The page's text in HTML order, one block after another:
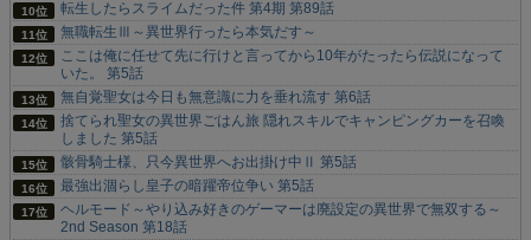
転生したらスライムだった件 第4期 第89話
無職転生Ⅲ～異世界行ったら本気だす～
ここは俺に任せて先に行けと言ってから10年がたったら伝説になって
いた。 第5話
無自覚聖女は今日も無意識に力を垂れ流す 第6話
捨てられ聖女の異世界ごはん旅 隠れスキルでキャンピングカーを召喚
しました 第5話
骸骨騎士様、只今異世界へお出掛け中Ⅱ 第5話
最強出涸らし皇子の暗躍帝位争い 第5話
ヘルモード～やり込み好きのゲーマーは廃設定の異世界で無双する～
2nd Season 第18話